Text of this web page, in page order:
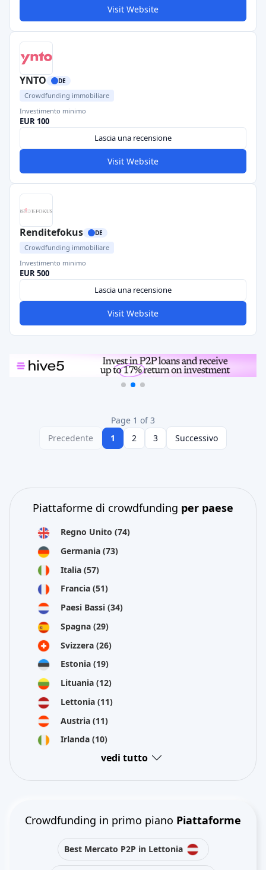
Visit Website
YNTO DE
Crowdfunding immobiliare
Investimento minimo
EUR 100
Lascia una recensione
Visit Website
Renditefokus DE
Crowdfunding immobiliare
Investimento minimo
EUR 500
Lascia una recensione
Visit Website
Page 1 of 3
Precedente
1 2 3 Successivo
Piattaforme di crowdfunding per paese
Regno Unito (74)
Germania (73)
Italia (57)
Francia (51)
Paesi Bassi (34)
Spagna (29)
Svizzera (26)
Estonia (19)
Lituania (12)
Lettonia (11)
Austria (11)
Irlanda (10)
vedi tutto
Crowdfunding in primo piano Piattaforme
Best Mercato P2P in Lettonia